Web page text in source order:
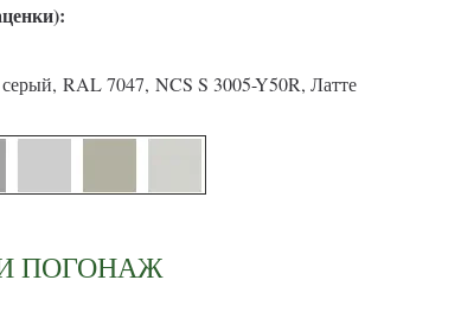
RAL 7047, NCS S 3005-Y50R, Латте
ПОГОНАЖ